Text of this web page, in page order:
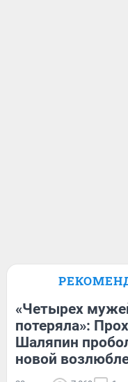
«Четырех
потеряла»:
Шаляпин
новой